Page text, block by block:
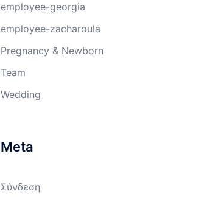
employee-georgia
employee-zacharoula
Pregnancy & Newborn
Team
Wedding
Meta
Σύνδεση